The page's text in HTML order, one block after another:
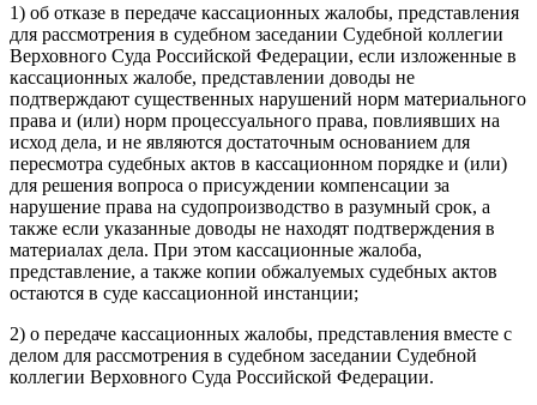
1) об отказе в передаче кассационных жалобы, представления
для рассмотрения в судебном заседании Судебной коллегии
Верховного Суда Российской Федерации, если изложенные в
кассационных жалобе, представлении доводы не
подтверждают существенных нарушений норм материального
права и (или) норм процессуального права, повлиявших на
исход дела, и не являются достаточным основанием для
пересмотра судебных актов в кассационном порядке и (или)
для решения вопроса о присуждении компенсации за
нарушение права на судопроизводство в разумный срок, а
также если указанные доводы не находят подтверждения в
материалах дела. При этом кассационные жалоба,
представление, а также копии обжалуемых судебных актов
остаются в суде кассационной инстанции;
2) о передаче кассационных жалобы, представления вместе с
делом для рассмотрения в судебном заседании Судебной
коллегии Верховного Суда Российской Федерации.